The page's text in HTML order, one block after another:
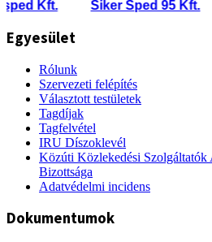
Kft. Siker Sped 95 Kft.
Egyesület
Rólunk
Szervezeti felépítés
Választott testületek
Tagdíjak
Tagfelvétel
IRU Díszoklevél
Közúti Közlekedési Szolgáltatók
Bizottsága
Adatvédelmi incidens
Dokumentumok